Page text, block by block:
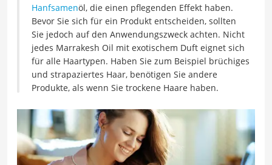
Hanfsamenöl, die einen pflegenden Effekt haben.
Bevor Sie sich für ein Produkt entscheiden, sollten
Sie jedoch auf den Anwendungszweck achten. Nicht
jedes Marrakesh Oil mit exotischem Duft eignet sich
für alle Haartypen. Haben Sie zum Beispiel brüchiges
und strapaziertes Haar, benötigen Sie andere
Produkte, als wenn Sie trockene Haare haben.